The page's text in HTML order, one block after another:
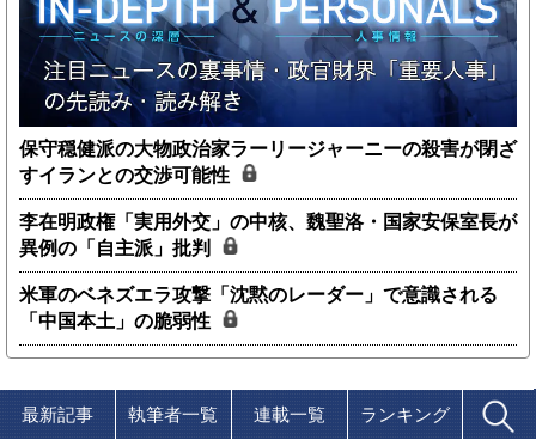
保守穏健派の大物政治家ラーリージャーニーの殺害が閉ざ
すイランとの交渉可能性
李在明政権「実用外交」の中核、魏聖洛・国家安保室長が
異例の「自主派」批判
米軍のベネズエラ攻撃「沈黙のレーダー」で意識される
「中国本土」の脆弱性
最新記事 執筆者一覧 連載一覧 ランキング